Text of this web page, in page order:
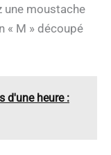
une moustache
« M » découpé
d'une heure :